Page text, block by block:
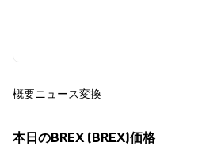
概要ニュース変換
本日のBREX (BREX)価格